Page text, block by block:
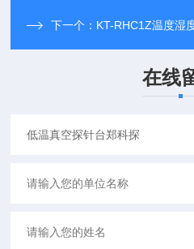
下一个： KT-RHC1Z温度湿
在线